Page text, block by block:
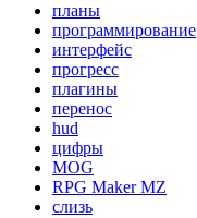
планы
программирование
интерфейс
прогресс
плагины
перенос
hud
цифры
MOG
RPG Maker MZ
слизь